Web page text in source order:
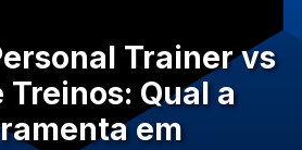
Trainer vs
Treinos: Qual a
em